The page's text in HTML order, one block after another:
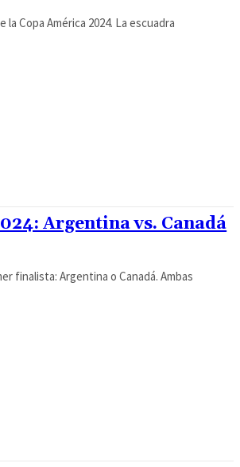
Copa América 2024. La escuadra
Argentina vs. Canadá
finalista: Argentina o Canadá. Ambas